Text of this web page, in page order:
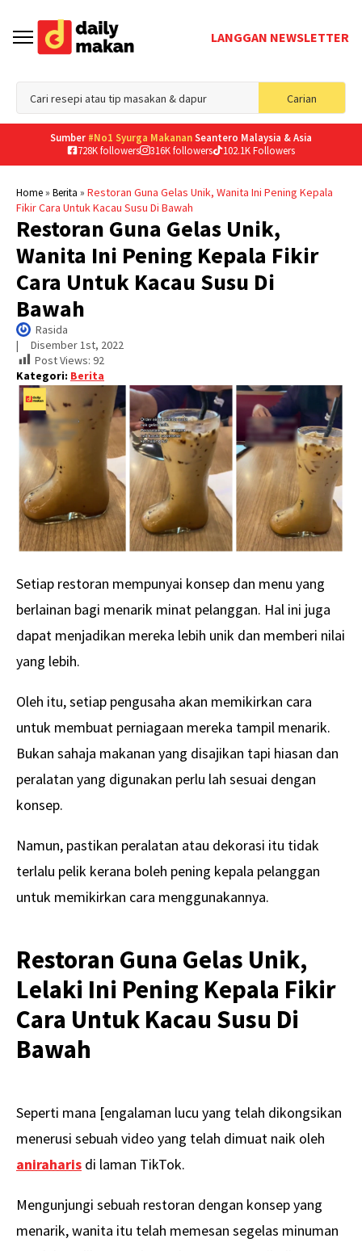
LANGGAN NEWSLETTER
Carian
for:
Sumber #No1 Syurga MakananSeantero Malaysia & Asia
728K followers
316K followers 102.1K Followers
Home» Berita » Restoran Guna Gelas Unik, Wanita Ini Pening Kepala
Fikir Cara Untuk Kacau Susu Di Bawah
Restoran Guna Gelas Unik,
Wanita Ini Pening Kepala Fikir
Cara Untuk Kacau Susu Di
Bawah
Rasida
| Disember 1st, 2022
Post Views: 92
Kategori: Berita
Setiap restoran mempunyai konsep dan menu yang
berlainan bagi menarik minat pelanggan. Hal ini juga
dapat menjadikan mereka lebih unik dan memberi nilai
yang lebih.
Oleh itu, setiap pengusaha akan memikirkan cara
untuk membuat perniagaan mereka tampil menarik.
Bukan sahaja makanan yang disajikan tapi hiasan dan
peralatan yang digunakan perlu lah sesuai dengan
konsep.
Namun, pastikan peralatan atau dekorasi itu tidak
terlalu pelik kerana boleh pening kepala pelanggan
untuk memikirkan cara menggunakannya.
Restoran Guna Gelas Unik,
Lelaki Ini Pening Kepala Fikir
Cara Untuk Kacau Susu Di
Bawah
Seperti mana [engalaman lucu yang telah dikongsikan
menerusi sebuah video yang telah dimuat naik oleh
aniraharis di laman TikTok.
Mengunjungi sebuah restoran dengan konsep yang
menarik, wanita itu telah memesan segelas minuman